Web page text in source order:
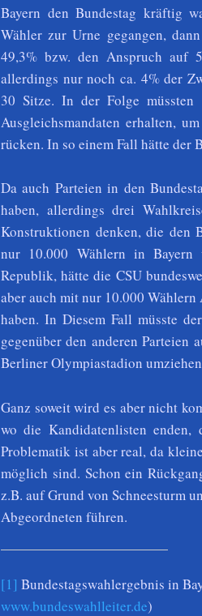
Bayern den Bundestag kräftig
Wähler zur Urne gegangen,
49,3% bzw. den Anspruch auf
allerdings nur noch ca. 4% der
30 Sitze. In der Folge müssten
Ausgleichsmandaten erhalten,
rücken. In so einem Fall hätte der
Da auch Parteien in den
haben, allerdings drei
Konstruktionen denken, die den
nur 10.000 Wählern in
Republik, hätte die CSU
aber auch mit nur 10.000
haben. In Diesem Fall müsste
gegenüber den anderen Parteien
Berliner Olympiastadion
Ganz soweit wird es aber nicht
wo die Kandidatenlisten
Problematik ist aber real, da
möglich sind. Schon ein
z.B. auf Grund von Schneesturm
Abgeordneten führen.
[1] Bundestagswahlergebnis in
www.bundeswahlleiter.de)